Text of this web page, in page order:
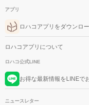
アプリ
ロハコアプリをダウンロ
ロハコアプリについて
ロハコ公式LINE
お得な最新情報をLINEで
ニュースレター